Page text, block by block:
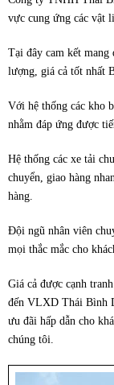
vực cung ứng các vật
Tại đây cam kết mang
lượng, giá cả tốt nhất
Với hệ thống các kho
nhằm đáp ứng được
Hệ thống các xe tải
chuyển, giao hàng
hàng.
Đội ngũ nhân viên
mọi thắc mắc cho
Giá cả được cạnh
đến VLXD Thái Bình
ưu đãi hấp dẫn cho
chúng tôi.